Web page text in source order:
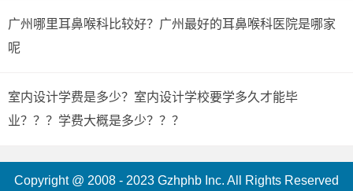
广州哪里耳鼻喉科比较好？广州最好的耳鼻喉科医院是哪家
呢
室内设计学费是多少？室内设计学校要学多久才能毕
业？？？学费大概是多少？？？
Copyright @ 2008 - 2023 Gzhphb Inc. All Rights Reserved